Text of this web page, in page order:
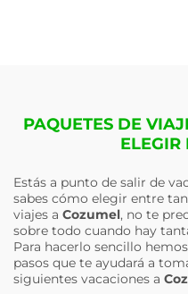
PAQUETES DE
ELEGIR
Estás a punto de salir de
sabes cómo elegir entre
viajes a Cozumel, no te
sobre todo cuando hay
Para hacerlo sencillo
pasos que te ayudará a
siguientes vacaciones a